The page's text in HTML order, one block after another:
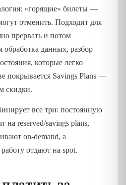
«горящие» билеты —
отменить. Подходит для
прервать и потом
обработка данных, разбор
которые легко
покрывается Savings Plans —
скидки.
все три: постоянную
на reserved/savings plans,
on-demand, а
отдают на spot.